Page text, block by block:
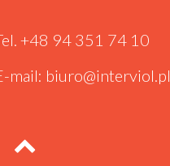
+48 94 351 74 10
mail: biuro@interviol.pl